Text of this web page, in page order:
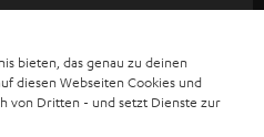
an und erhalte bis zu
bieten, das genau zu deinen
diesen Webseiten Cookies und
von Dritten - und setzt Dienste zur